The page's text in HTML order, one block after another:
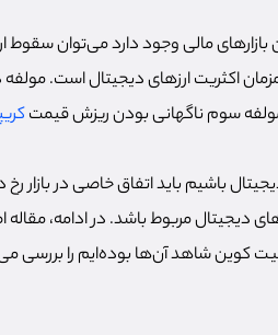
مالی وجود دارد می‌توان سقوط
سوم ناگهانی بودن ریزش قیمت
باشیم باید اتفاق خاصی در بازار
دیجیتال مربوط باشد. در ادامه،
کوین شاهد آن‌ها بوده‌ایم را بررسی